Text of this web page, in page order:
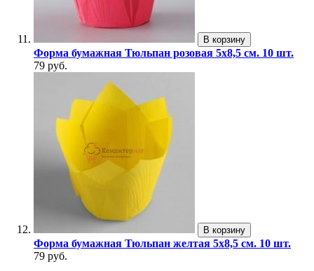
В корзину
Форма бумажная Тюльпан розовая 5х8,5 см. 10 шт.
79 руб.
В корзину
Форма бумажная Тюльпан желтая 5х8,5 см. 10 шт.
79 руб.